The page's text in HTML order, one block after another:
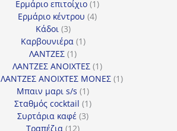
προϊόντα
Ερμάριο επιτοίχιο 11
προϊόν
Ερμάριο κέντρου 44
Κάδοι 33
προϊόντα
Καρβουνιέρα 11
ΛΑΝΤΖΕΣ 11
προϊόν
ΛΑΝΤΖΕΣ ΑΝΟΙΧΤΕΣ 11
προϊόν
ΛΑΝΤΖΕΣ ΑΝΟΙΧΤΕΣ ΜΟΝΕΣ 11
Μπαιν μαρι s/s 11
προϊόν
Σταθμός cocktail 11
Συρτάρια καφέ 33
Τραπέζια 1212